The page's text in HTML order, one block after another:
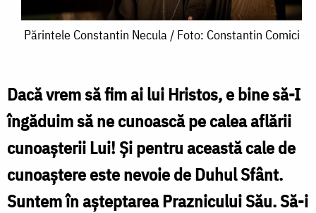
Părintele
/
Foto:
Constantin
Comici
Părintele Constantin Necula / Foto: Constantin Comici
Dacă vrem să fim ai lui Hristos, e bine să-I
îngăduim să ne cunoască pe calea aflării
cunoașterii Lui! Și pentru această cale de
cunoaștere este nevoie de Duhul Sfânt.
Suntem în așteptarea Praznicului Său. Să-i